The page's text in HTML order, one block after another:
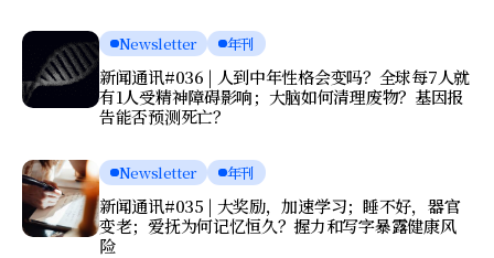
Newsletter 年刊
新闻通讯#036 | 人到中年性格会变吗？全球每7人就
有1人受精神障碍影响；大脑如何清理废物？基因报
告能否预测死亡？
Newsletter 年刊
新闻通讯#035 | 大奖励，加速学习；睡不好，器官
变老；爱抚为何记忆恒久？握力和写字暴露健康风
险